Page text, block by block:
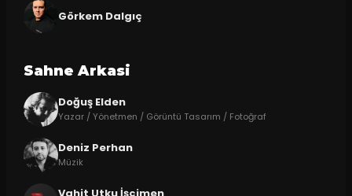
Görkem Dalgıç
Sahne Arkasi
Doğuş Elden
Yazar / Yönetmen / Görüntü Tasarım / Fotoğraf
Deniz Perhan
Müzik